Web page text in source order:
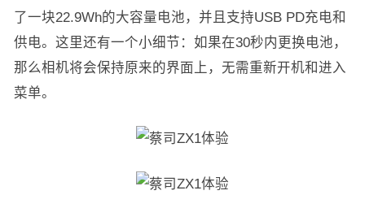
了一块22.9Wh的大容量电池，并且支持USB PD充电和
供电。这里还有一个小细节：如果在30秒内更换电池，
那么相机将会保持原来的界面上，无需重新开机和进入
菜单。